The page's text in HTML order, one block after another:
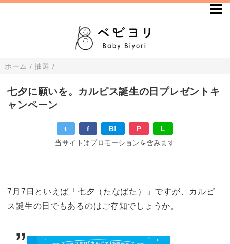
ホーム /抽選 /
七夕に願いを。カルピス誕生の日プレゼントキ
ャンペーン
t f B! P L
当サイトはプロモーションを含みます
7月7日といえば「七夕（たなばた）」ですが、カルピ
ス誕生の日でもあるのはご存知でしょうか。